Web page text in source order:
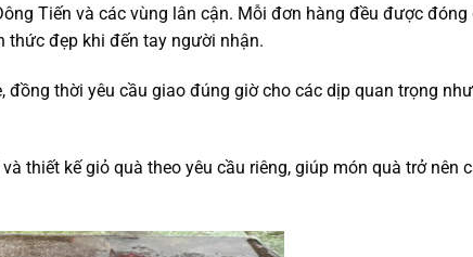
Tiến và các vùng lân cận. Mỗi đơn hàng đều được đóng
đẹp khi đến tay người nhận.
thời yêu cầu giao đúng giờ cho các dịp quan trọng
thiết kế giỏ quà theo yêu cầu riêng, giúp món quà trở nên